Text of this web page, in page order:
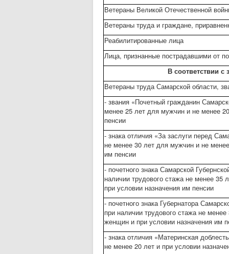
Ветераны Великой Отечественной
Ветераны труда и граждане,
Реабилитированные лица
Лица, признанные пострадавшими от
В соответствии с
Ветераны труда Самарской области,
- звания «Почетный гражданин
менее 25 лет для мужчин и не менее
пенсии
- знака отличия «За заслуги перед
не менее 30 лет для мужчин и не
им пенсии
- почетного знака Самарской
наличии трудового стажа не менее
при условии назначения им пенсии
- почетного знака Губернатора
при наличии трудового стажа не
женщин и при условии назначения им
- знака отличия «Материнская
не менее 20 лет и при условии